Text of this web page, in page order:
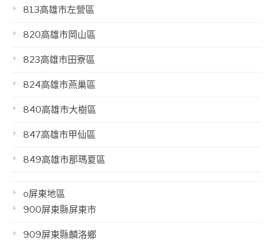
813高雄市左營區
820高雄市岡山區
823高雄市田寮區
824高雄市燕巢區
840高雄市大樹區
847高雄市甲仙區
849高雄市那瑪夏區
o屏東地區
900屏東縣屏東市
909屏東縣麟洛鄉